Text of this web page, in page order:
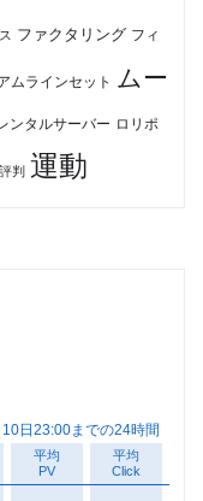
ファクタリング フィ
ムラインセット
ムー
ンタルサーバー ロリポ
評判 運動